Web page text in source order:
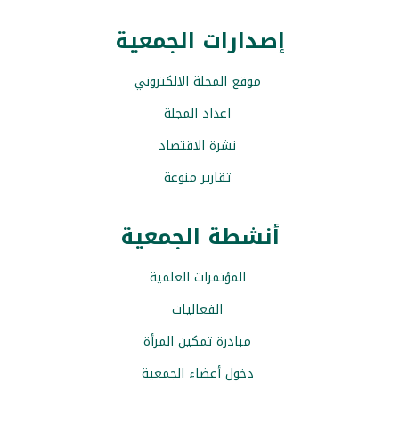
إصدارات الجمعية
موقع المجلة الالكتروني
اعداد المجلة
نشرة الاقتصاد
تقارير منوعة
أنشطة الجمعية
المؤتمرات العلمية
الفعاليات
مبادرة تمكين المرأة
دخول أعضاء الجمعية